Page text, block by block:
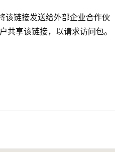
该链接发送给外部企业合作伙
共享该链接，以请求访问包。